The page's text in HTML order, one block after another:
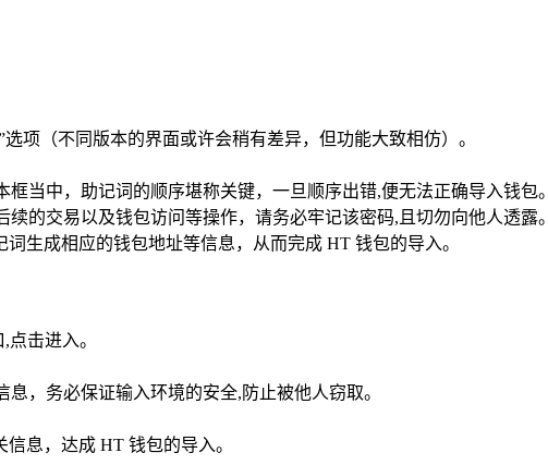
项（不同版本的界面或许会稍有差异，但功能大致相仿）。
当中，助记词的顺序堪称关键，一旦顺序出错,便无法正确导入钱包。
的交易以及钱包访问等操作，请务必牢记该密码,且切勿向他人透露。
生成相应的钱包地址等信息，从而完成 HT 钱包的导入。
点击进入。
，务必保证输入环境的安全,防止被他人窃取。
息，达成 HT 钱包的导入。